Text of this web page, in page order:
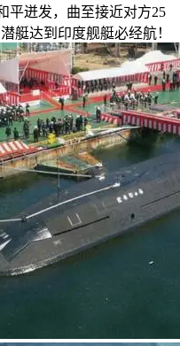
平迸发，曲至接近对方25
艇达到印度舰艇必经航！